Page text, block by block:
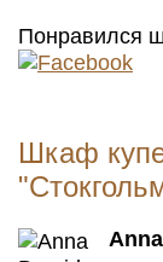
Понравился
Шкаф